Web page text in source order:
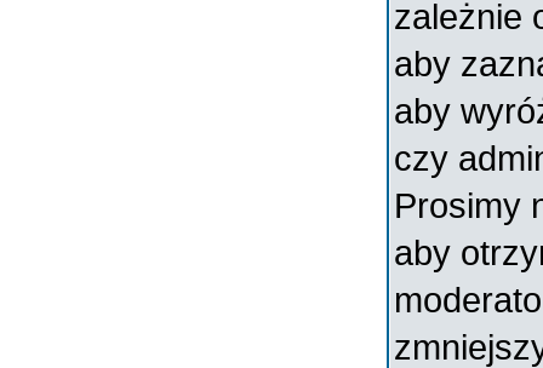
zależnie
aby
aby
czy
Prosimy
aby